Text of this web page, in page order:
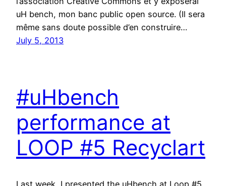
uH bench, mon banc public open source. (Il sera
même sans doute possible d’en construire…
July 5, 2013
#uHbench
performance at
LOOP #5 Recyclart